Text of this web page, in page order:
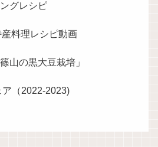
グレシピ
料理レシピ動画
山の黒大豆栽培」
（2022-2023)